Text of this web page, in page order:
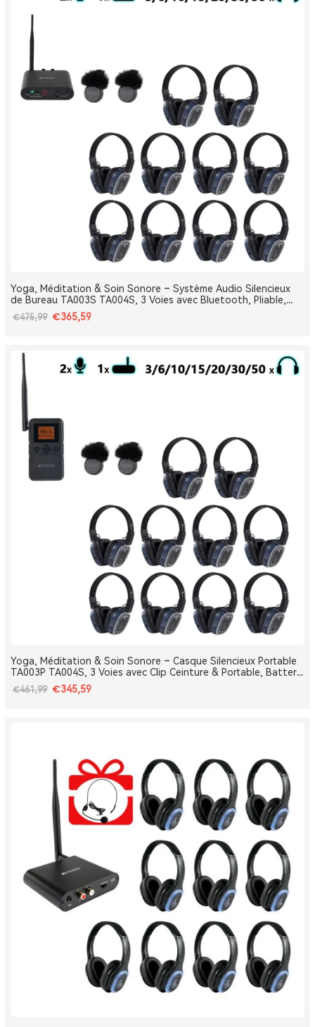
Yoga, Méditation & Soin Sonore – Système Audio Silencieux
de Bureau TA003S TA004S, 3 Voies avec Bluetooth, Pliable,
Type-C, Bass Boost
€475,99 €365,59
Yoga, Méditation & Soin Sonore – Casque Silencieux Portable
TA003P TA004S, 3 Voies avec Clip Ceinture & Portable, Batterie
Amovible, Bluetooth, Bass Boost
€461,99 €345,59